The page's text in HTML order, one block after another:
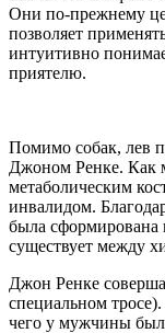
Они по-прежнему
позволяет
интуитивно
приятелю.
Помимо собак, лев
Джоном Ренке. Как
метаболическим
инвалидом.
была сформирована
существует между
Джон Ренке
специальном
чего у мужчины